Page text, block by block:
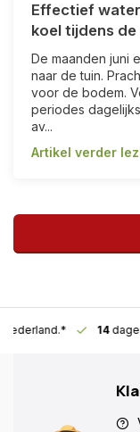
Effectief
koel tijdens
De maanden juni
naar de tuin.
voor de bodem.
periodes
av...
Artikel verder
Nederland.* 14